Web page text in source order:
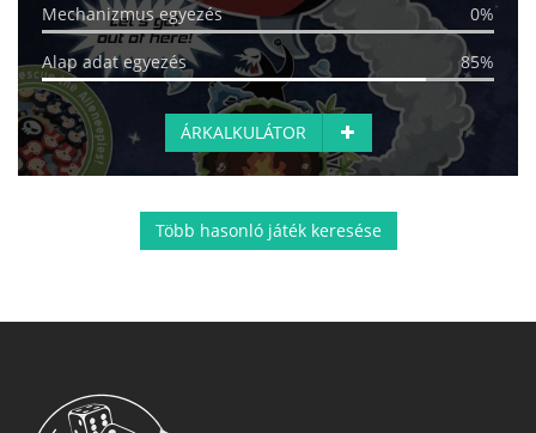
Mechanizmus egyezés
0%
Alap adat egyezés 85%
ÁRKALKULÁTOR
Több hasonló játék keresése